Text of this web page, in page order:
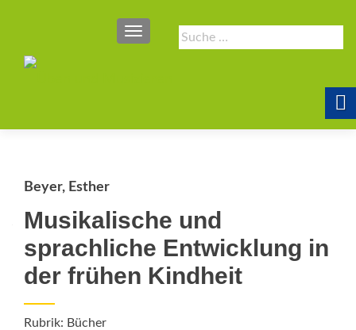
Suche
nach:
SCHALTE NAVIGATION
Beyer, Esther
Musikalische und
sprachliche Entwicklung in
der frühen Kindheit
Rubrik: Bücher